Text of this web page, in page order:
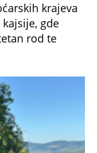
krajeva
gde
rod te